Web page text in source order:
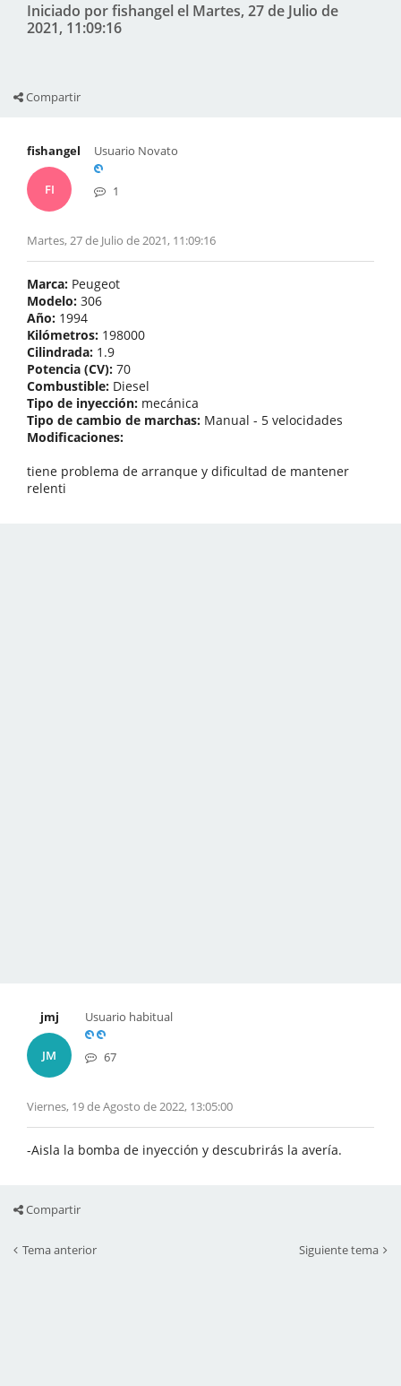
Iniciado por fishangel el Martes, 27 de Julio de
2021, 11:09:16
Compartir
fishangel
FI
Usuario Novato
1
Martes, 27 de Julio de 2021, 11:09:16
Marca: Peugeot
Modelo: 306
Año: 1994
Kilómetros: 198000
Cilindrada: 1.9
Potencia (CV): 70
Combustible: Diesel
Tipo de inyección: mecánica
Tipo de cambio de marchas: Manual - 5 velocidades
Modificaciones:
tiene problema de arranque y dificultad de mantener
relenti
jmj
JM
Usuario habitual
67
Viernes, 19 de Agosto de 2022, 13:05:00
-Aisla la bomba de inyección y descubrirás la avería.
Compartir
Tema anterior Siguiente tema